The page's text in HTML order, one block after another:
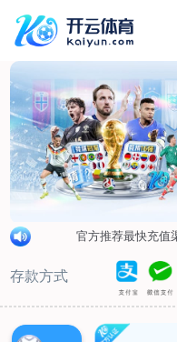
Menu
网站首页
关于我们
产品中心
荣誉资质
厂区设备
人才招聘
新闻中心
销售网点